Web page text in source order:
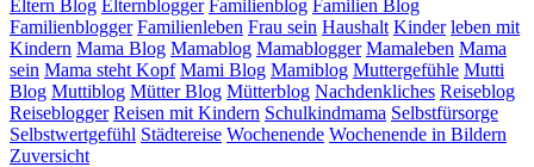
Eltern Blog Elternblogger Familienblog Familien Blog
Familienblogger Familienleben Frau sein Haushalt Kinder leben mit
Kindern Mama Blog Mamablog Mamablogger Mamaleben Mama
sein Mama steht Kopf Mami Blog Mamiblog Muttergefühle Mutti
Blog Muttiblog Mütter Blog Mütterblog Nachdenkliches Reiseblog
Reiseblogger Reisen mit Kindern Schulkindmama Selbstfürsorge
Selbstwertgefühl Städtereise Wochenende Wochenende in Bildern
Zuversicht